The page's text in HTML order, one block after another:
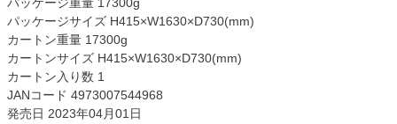
パッケージサイズ H415×W1630×D730(mm)
カートン重量 17300g
カートンサイズ H415×W1630×D730(mm)
カートン入り数 1
JANコード 4973007544968
発売日 2023年04月01日